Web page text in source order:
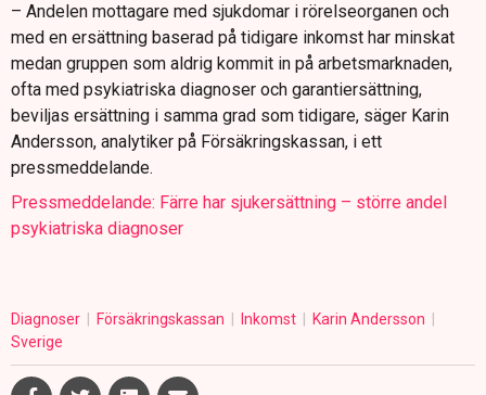
– Andelen mottagare med sjukdomar i rörelseorganen och
med en ersättning baserad på tidigare inkomst har minskat
medan gruppen som aldrig kommit in på arbetsmarknaden,
ofta med psykiatriska diagnoser och garantiersättning,
beviljas ersättning i samma grad som tidigare, säger Karin
Andersson, analytiker på Försäkringskassan, i ett
pressmeddelande.
Pressmeddelande: Färre har sjukersättning – större andel
psykiatriska diagnoser
Diagnoser Försäkringskassan Inkomst
Karin Andersson
Sverige